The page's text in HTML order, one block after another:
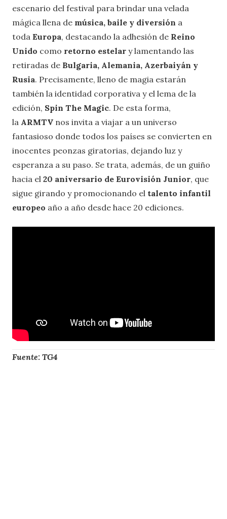
escenario del festival para brindar una velada
mágica llena de música, baile y diversión a
toda Europa, destacando la adhesión de Reino
Unido como retorno estelar y lamentando las
retiradas de Bulgaria, Alemania, Azerbaiyán y
Rusia. Precisamente, lleno de magia estarán
también la identidad corporativa y el lema de la
edición, Spin The Magic. De esta forma,
la ARMTV nos invita a viajar a un universo
fantasioso donde todos los países se convierten en
inocentes peonzas giratorias, dejando luz y
esperanza a su paso. Se trata, además, de un guiño
hacia el 20 aniversario de Eurovisión Junior, que
sigue girando y promocionando el talento infantil
europeo año a año desde hace 20 ediciones.
Fuente: TG4